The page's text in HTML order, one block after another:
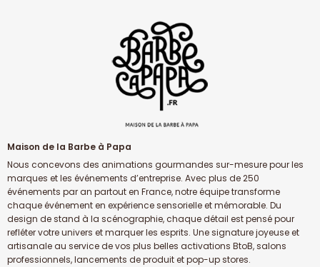
Maison de la Barbe à Papa
Nous concevons des animations gourmandes sur-mesure pour les
marques et les événements d’entreprise. Avec plus de 250
événements par an partout en France, notre équipe transforme
chaque événement en expérience sensorielle et mémorable. Du
design de stand à la scénographie, chaque détail est pensé pour
refléter votre univers et marquer les esprits. Une signature joyeuse et
artisanale au service de vos plus belles activations BtoB, salons
professionnels, lancements de produit et pop-up stores.